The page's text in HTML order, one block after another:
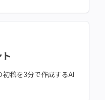
稿を3分で作成するAI